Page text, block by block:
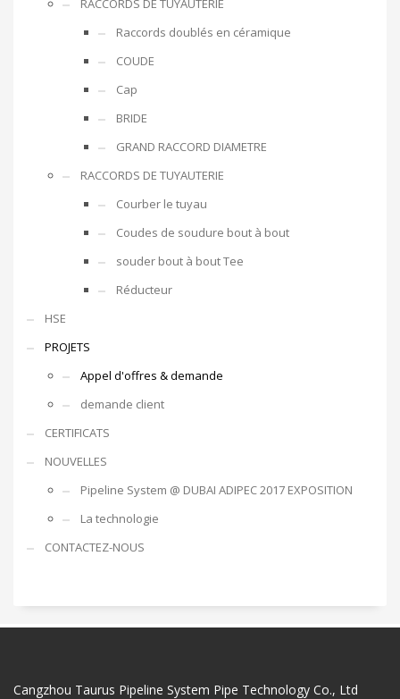
RACCORDS DE TUYAUTERIE
Raccords doublés en céramique
COUDE
Cap
BRIDE
GRAND RACCORD DIAMETRE
RACCORDS DE TUYAUTERIE
Courber le tuyau
Coudes de soudure bout à bout
souder bout à bout Tee
Réducteur
HSE
PROJETS
Appel d'offres & demande
demande client
CERTIFICATS
NOUVELLES
Pipeline System @ DUBAI ADIPEC 2017 EXPOSITION
La technologie
CONTACTEZ-NOUS
Cangzhou Taurus Pipeline System Pipe Technology Co., Ltd